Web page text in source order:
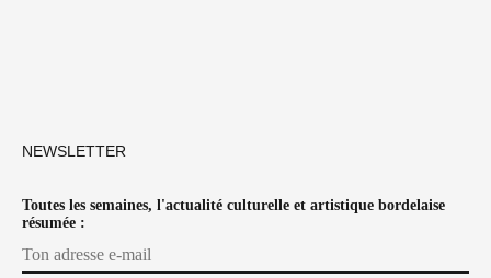
NEWSLETTER
Toutes les semaines, l'actualité culturelle et artistique bordelaise
résumée :